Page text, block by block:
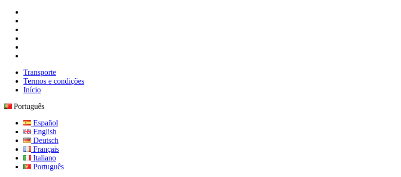
Transporte
Termos e condições
Início
Português
Español
English
Deutsch
Français
Italiano
Português